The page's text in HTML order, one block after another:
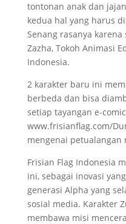
tontonan anak dan
kedua hal yang harus
Senang rasanya
Zazha, Tokoh Animasi
Indonesia.
2 karakter baru ini
berbeda dan bisa
setiap tayangan e-
www.frisianflag.com/
mengenai petualangan
Frisian Flag Indonesia
ini, sebagai inovasi
generasi Alpha yang
sosial media. Karakter
membawa misi